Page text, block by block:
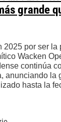
grande
2025 por ser la
Wacken
continúa
anunciando la
hasta la